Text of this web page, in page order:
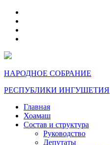
НАРОДНОЕ СОБРАНИЕ
РЕСПУБЛИКИ ИНГУШЕТИЯ
Главная
Хоамаш
Состав и структура
Руководство
Депутаты